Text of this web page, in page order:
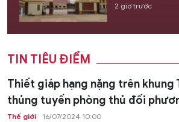
2 giờ trước
TIN TIÊU ĐIỂM
Thiết giáp hạng nặng trên khung
thủng tuyến phòng thủ đối
Thế giới 16/07/2024 10:00